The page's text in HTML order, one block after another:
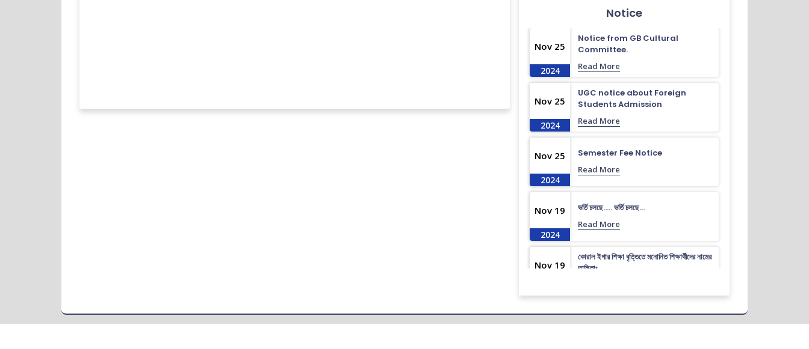
Notice
Nov 25
2024
Notice from GB Cultural
Committee.
Read More
Nov 25
2024
UGC notice about Foreign
Students Admission
Read More
Nov 25
2024
Semester Fee Notice
Read More
Nov 19
2024
ভর্তি চলছে….. ভর্তি চলছে…
Read More
Nov 19
কোরাল ইগার শিক্ষা বৃত্তিতে মনোনিত শিক্ষার্থীদের নামের
তালিকাঃ
ধূমপান, পান সেবন করা ও মাদক সেবন করা সম্পূর্ণ নিষিদ্ধ।